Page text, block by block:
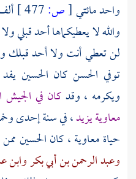
واحد مائتي[ص:
والله لا يعطيكماها أحد قبلي
لن تعطي أنت ولا أحد قبلك
توفي الحسن كان الحسين
ويكرمه ، وقدكان في الجيش
معاويةيزيد، في سنة إحدى
حياةمعاوية، كانالحسين
وعبد الرحمن بن أبي بكروابن